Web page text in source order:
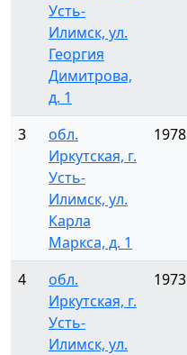
Усть-
Илимск, ул.
Георгия
Димитрова,
д. 1
3
обл.
Иркутская, г.
Усть-
Илимск, ул.
Карла
Маркса, д. 1
1978
4
обл.
Иркутская, г.
Усть-
Илимск, ул.
1973